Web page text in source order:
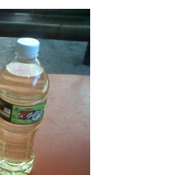
DI
MANGGAR
SUMATERA